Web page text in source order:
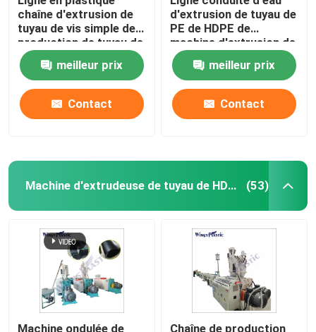
chaîne d'extrusion de
tuyau de vis simple de
production de tuyau de
HDPE
meilleur prix
Contact
d'extrusion de tuyau de
PE de HDPE de
machine d'extrusion de
tuyau de PPR
meilleur prix
Contact
Machine d'extrudeuse de tuyau de HDPE (53)
Machine ondulée de
Chaîne de production